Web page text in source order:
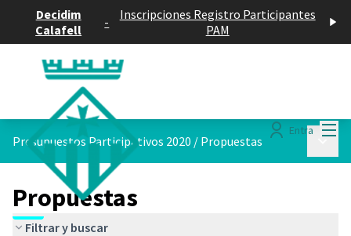
Decidim
Calafell
-
Inscripciones Registro Participantes
PAM
Entra
Presupuestos Participativos 2020 / Propuestas
Propuestas
Filtrar y buscar